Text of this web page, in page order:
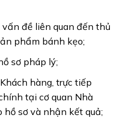
đề liên quan đến thủ
phẩm bánh kẹo;
sơ pháp lý;
hàng, trực tiếp
tại cơ quan Nhà
hồ sơ và nhận kết quả;